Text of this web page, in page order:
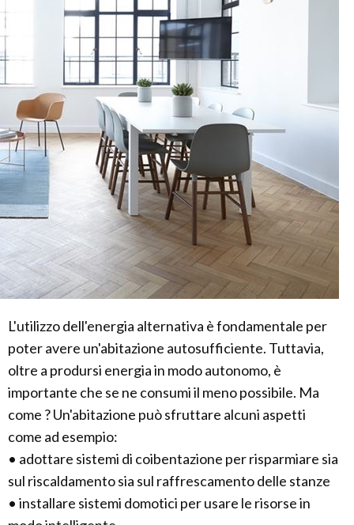
L'utilizzo dell'energia alternativa è fondamentale per
poter avere un'abitazione autosufficiente. Tuttavia,
oltre a prodursi energia in modo autonomo, è
importante che se ne consumi il meno possibile. Ma
come ? Un'abitazione può sfruttare alcuni aspetti
come ad esempio:
• adottare sistemi di coibentazione per risparmiare sia
sul riscaldamento sia sul raffrescamento delle stanze
• installare sistemi domotici per usare le risorse in